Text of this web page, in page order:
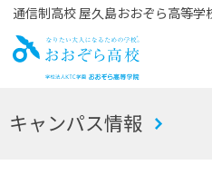
通信制高校 屋久島おおぞら高等学
お
キャンパス情報